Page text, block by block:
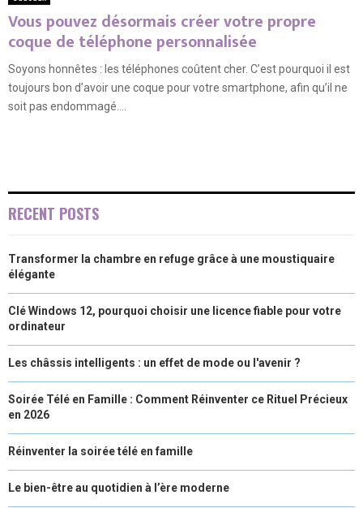
Vous pouvez désormais créer votre propre
coque de téléphone personnalisée
Soyons honnêtes : les téléphones coûtent cher. C’est pourquoi il est
toujours bon d’avoir une coque pour votre smartphone, afin qu’il ne
soit pas endommagé....
RECENT POSTS
Transformer la chambre en refuge grâce à une moustiquaire
élégante
Clé Windows 12, pourquoi choisir une licence fiable pour votre
ordinateur
Les châssis intelligents : un effet de mode ou l'avenir ?
Soirée Télé en Famille : Comment Réinventer ce Rituel Précieux
en 2026
Réinventer la soirée télé en famille
Le bien-être au quotidien à l’ère moderne